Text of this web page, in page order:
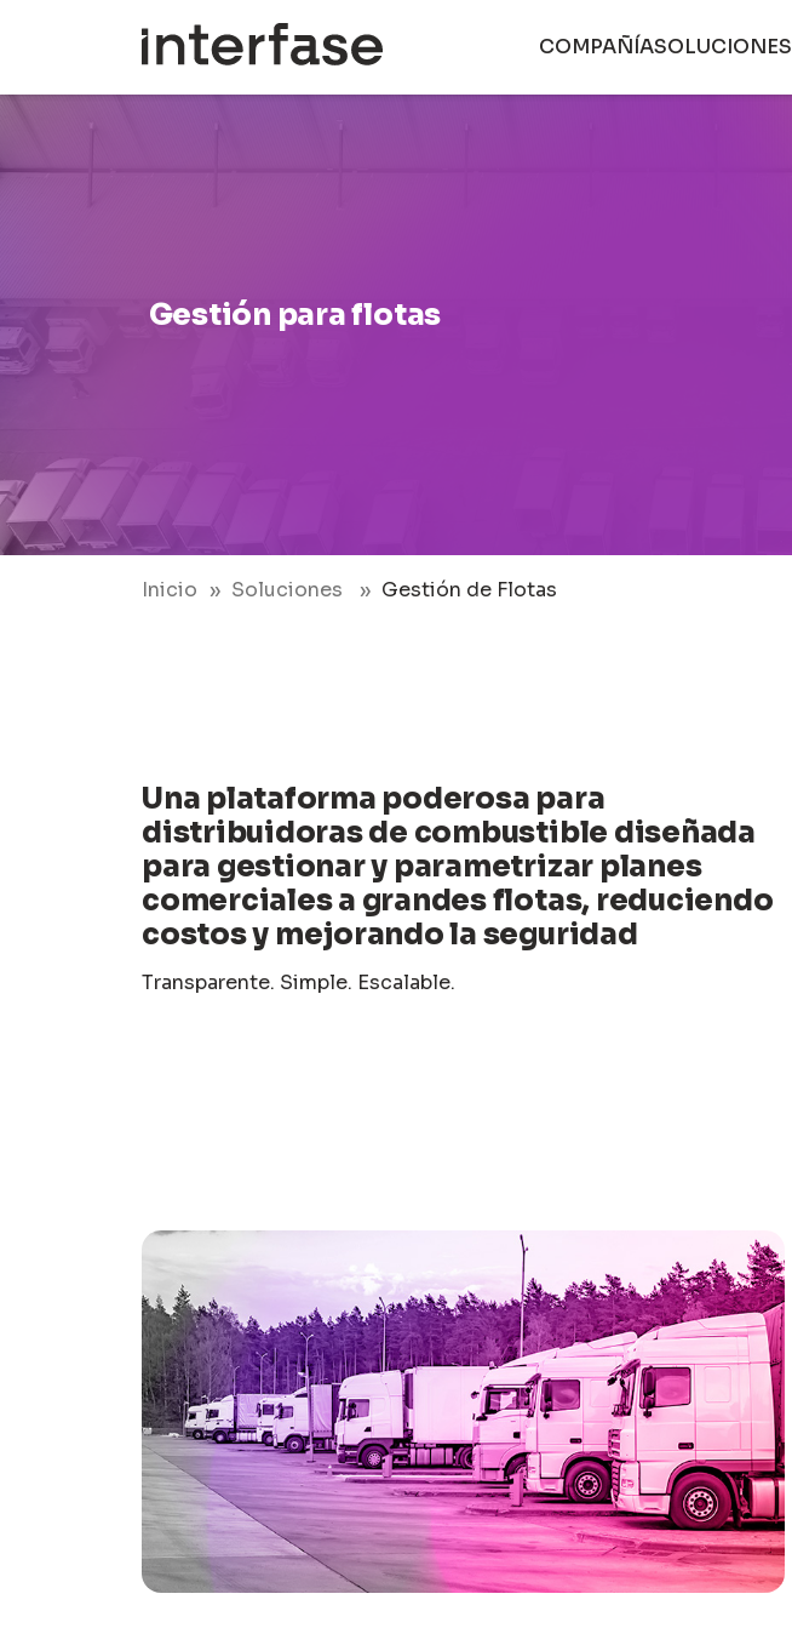
principal
COMPAÑÍASOLUCIONES
Gestión para flotas
Inicio Soluciones Gestión de Flotas
Una plataforma poderosa para
distribuidoras de combustible diseñada
para gestionar y parametrizar planes
comerciales a grandes flotas, reduciendo
costos y mejorando la seguridad
Transparente. Simple. Escalable.